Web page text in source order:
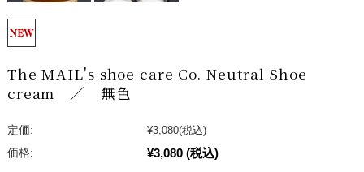
The MAIL's shoe care Co. Neutral Shoe
cream ／ 無色
定価: ¥3,080(税込)
価格:
¥3,080 (税込)